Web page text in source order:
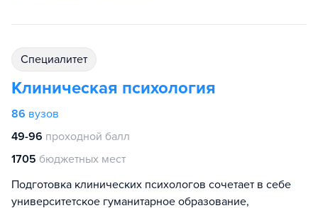
специалитет
Клиническая психология
86 вузов
49-96 проходной балл
1705 бюджетных мест
Подготовка клинических психологов сочетает в себе
университетское гуманитарное образование,